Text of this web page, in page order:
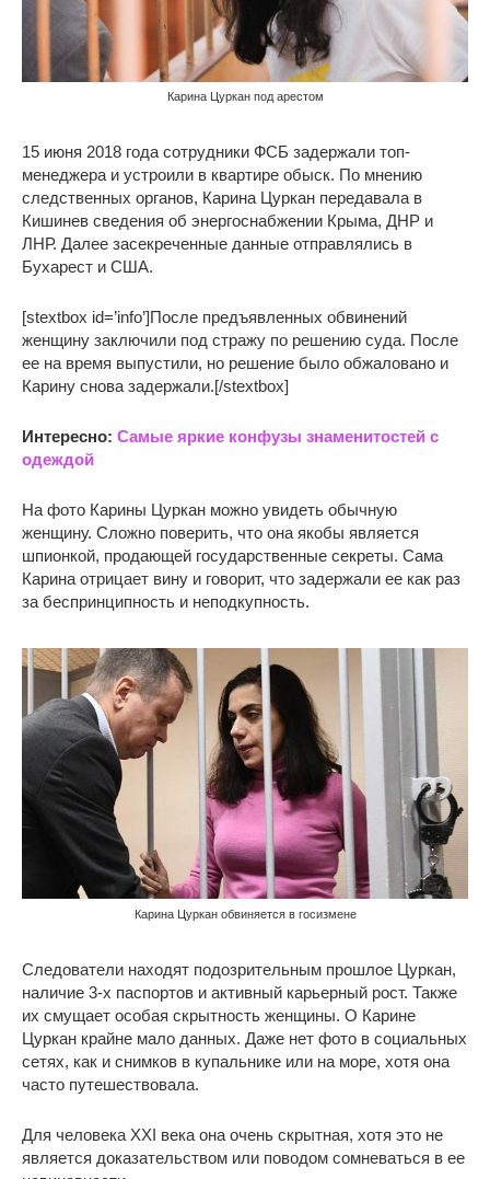
Карина Цуркан под арестом
15 июня 2018 года сотрудники ФСБ задержали топ-
менеджера и устроили в квартире обыск. По мнению
следственных органов, Карина Цуркан передавала в
Кишинев сведения об энергоснабжении Крыма, ДНР и
ЛНР. Далее засекреченные данные отправлялись в
Бухарест и США.
[stextbox id=’info’]После предъявленных обвинений
женщину заключили под стражу по решению суда. После
ее на время выпустили, но решение было обжаловано и
Карину снова задержали.[/stextbox]
Интересно: Самые яркие конфузы знаменитостей с
одеждой
На фото Карины Цуркан можно увидеть обычную
женщину. Сложно поверить, что она якобы является
шпионкой, продающей государственные секреты. Сама
Карина отрицает вину и говорит, что задержали ее как раз
за беспринципность и неподкупность.
Карина Цуркан обвиняется в госизмене
Следователи находят подозрительным прошлое Цуркан,
наличие 3-х паспортов и активный карьерный рост. Также
их смущает особая скрытность женщины. О Карине
Цуркан крайне мало данных. Даже нет фото в социальных
сетях, как и снимков в купальнике или на море, хотя она
часто путешествовала.
Для человека XXI века она очень скрытная, хотя это не
является доказательством или поводом сомневаться в ее